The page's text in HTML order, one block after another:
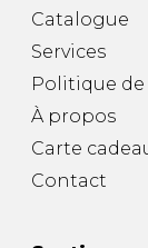
Catalogue
Services
Politique
À propos
Carte
Contact